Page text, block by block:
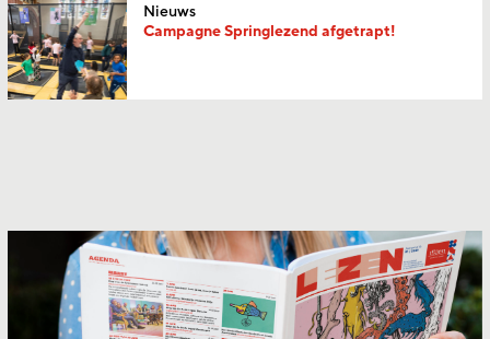
Nieuws
Campagne Springlezend afgetrapt!